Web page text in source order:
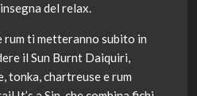
del relax.
rum ti metteranno subito in
il Sun Burnt Daiquiri,
tonka, chartreuse e rum